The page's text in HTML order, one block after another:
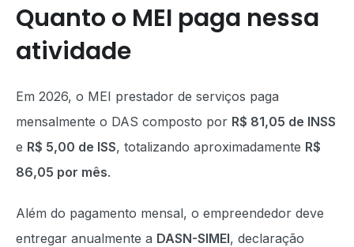
Quanto o MEI paga nessa
atividade
Em 2026, o MEI prestador de serviços paga
mensalmente o DAS composto por R$ 81,05 de INSS
e R$ 5,00 de ISS, totalizando aproximadamente R$
86,05 por mês.
Além do pagamento mensal, o empreendedor deve
entregar anualmente a DASN-SIMEI, declaração